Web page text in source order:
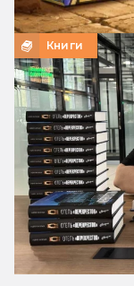
Книги